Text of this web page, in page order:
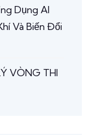
Dụng AI
Và Biến Đổi
VÒNG THI